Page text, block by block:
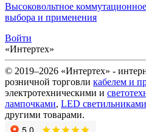
Высоковольтное
выбора и применения
Войти
«Интертех»
© 2019–2026 «Интертех» -
розничной торговли кабелем и
электротехническими и
лампочками, LED светильниками
другими товарами.